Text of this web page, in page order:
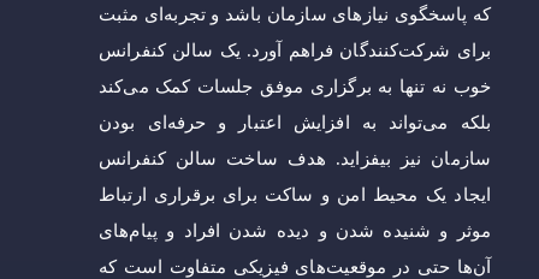
که پاسخگوی نیازهای سازمان باشد و تجربه‌ای مثبت
برای شرکت‌کنندگان فراهم آورد. یک سالن کنفرانس
خوب نه تنها به برگزاری موفق جلسات کمک می‌کند
بلکه می‌تواند به افزایش اعتبار و حرفه‌ای بودن
سازمان نیز بیفزاید. هدف ساخت سالن کنفرانس
ایجاد یک محیط امن و ساکت برای برقراری ارتباط
موثر و شنیده شدن و دیده شدن افراد و پیام‌های
آن‌ها حتی در موقعیت‌های فیزیکی متفاوت است که